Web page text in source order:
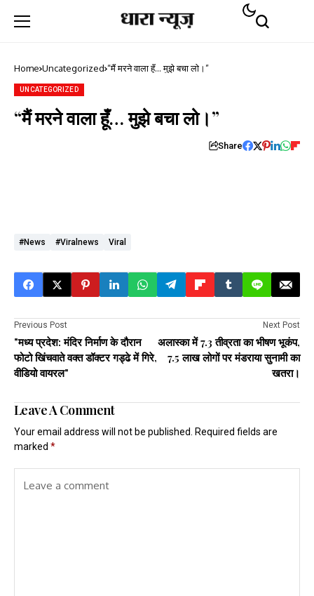
Home Uncategorized “मैं मरने वाला हूँ… मुझे बचा लो।”
UNCATEGORIZED
“मैं मरने वाला हूँ… मुझे बचा लो।”
Share
#news #viralnews Viral
Previous Post
"मध्य प्रदेश: मंदिर निर्माण के दौरान
फोटो खिंचवाते वक्त डॉक्टर गड्ढे में गिरे,
वीडियो वायरल"
Next Post
अलास्का में 7.3 तीव्रता का भीषण भूकंप,
7.5 लाख लोगों पर मंडराया सुनामी का
खतरा।
Leave A Comment
Your email address will not be published. Required fields are
marked *